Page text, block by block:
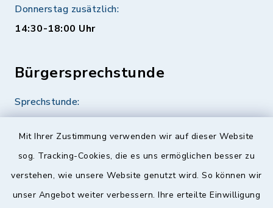
Mit Ihrer Zustimmung verwenden wir auf dieser Website
sog. Tracking-Cookies, die es uns ermöglichen besser zu
verstehen, wie unsere Website genutzt wird. So können wir
unser Angebot weiter verbessern. Ihre erteilte Einwilligung
Donnerstag zusätzlich:
14:30-18:00 Uhr
Bürgersprechstunde
Sprechstunde:
Diese findet nach Vereinbarung statt.
Quicklinks